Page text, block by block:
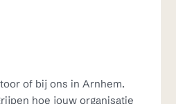
of bij ons in Arnhem.
hoe jouw organisatie